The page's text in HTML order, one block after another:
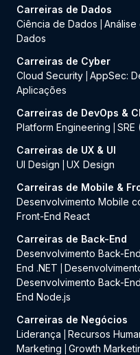
Carreiras de Dados
Ciência de Dados
Análise
Dados
Carreiras de Cyber
Cloud Security AppSec:
Aplicações
Carreiras de DevOps &
Platform Engineering
SRE
Carreiras de UX & UI
UI Design
UX Design
Carreiras de Mobile &
Desenvolvimento Mobile
Front-End React
Carreiras de Back-End
Desenvolvimento Back-
End .NET
Desenvolvimento Back-
End Node.js
Carreiras de Negócios
Liderança
Recursos
Marketing
Growth